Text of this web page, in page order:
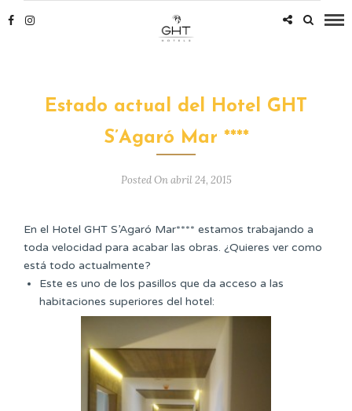
Estado actual del Hotel GHT
S’Agaró Mar ****
Posted On abril 24, 2015
En el Hotel GHT S’Agaró Mar**** estamos trabajando a
toda velocidad para acabar las obras. ¿Quieres ver como
está todo actualmente?
Este es uno de los pasillos que da acceso a las
habitaciones superiores del hotel: